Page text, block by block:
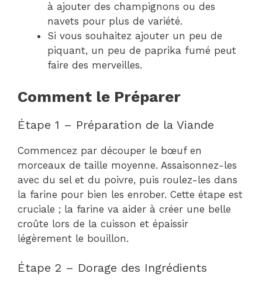
à ajouter des champignons ou des
navets pour plus de variété.
Si vous souhaitez ajouter un peu de
piquant, un peu de paprika fumé peut
faire des merveilles.
Comment le Préparer
Étape 1 – Préparation de la Viande
Commencez par découper le bœuf en
morceaux de taille moyenne. Assaisonnez-les
avec du sel et du poivre, puis roulez-les dans
la farine pour bien les enrober. Cette étape est
cruciale ; la farine va aider à créer une belle
croûte lors de la cuisson et épaissir
légèrement le bouillon.
Étape 2 – Dorage des Ingrédients